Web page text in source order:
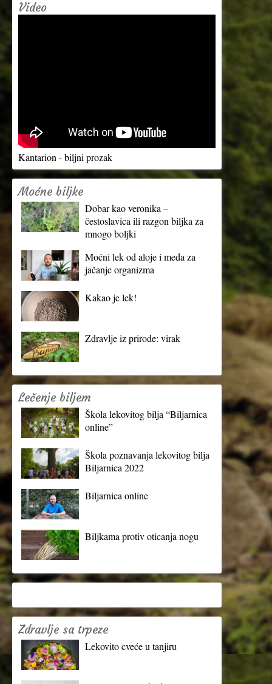
Video
Kantarion - biljni prozak
Moćne biljke
Dobar kao veronika –
čestoslavica ili razgon biljka za
mnogo boljki
Moćni lek od aloje i meda za
jačanje organizma
Kakao je lek!
Zdravlje iz prirode: virak
Lečenje biljem
Škola lekovitog bilja “Biljarnica
online”
Škola poznavanja lekovitog bilja
Biljarnica 2022
Biljarnica online
Biljkama protiv oticanja nogu
Zdravlje sa trpeze
Lekovito cveće u tanjiru